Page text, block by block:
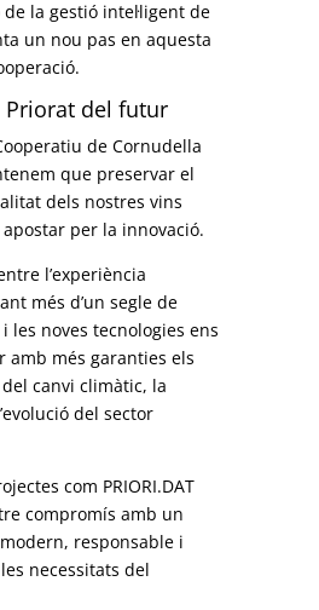
la gestió intel·ligent de
un nou pas en aquesta
Priorat del futur
de Cornudella
que preservar el
dels nostres vins
per la innovació.
l’experiència
més d’un segle de
les noves tecnologies ens
amb més garanties els
canvi climàtic, la
del sector
com PRIORI.DAT
compromís amb un
responsable i
necessitats del